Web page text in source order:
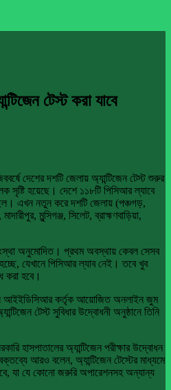
টেস্ট করা যাবে
দেশের দশটি জেলায় অ্যান্টিজেন টেস্ট শুরুর
সৃষ্টি হয়েছে। দেশে ১১৮টি পিসিআর ল্যাবে
এখন নতুন করে দশটি জেলায় (পঞ্চগড়,
মুন্সিগঞ্জ, সিলেট, ব্রাহ্মণবাড়িয়া,
সংস্থা অনুমোদিত। প্রথম অবস্থায় কেবল সেসব
যেখানে পিসিআর ল্যাব নেই। তবে খুব
করা হবে।
আইইডিসিআর কর্তৃক আয়োজিত অনলাইন জুম
টেস্ট সুবিধার উদ্বোধনী অনুষ্ঠানে তিনি
হাসপাতালের অ্যান্টিজেন পরীক্ষার উদ্বোধন
আরও বলেন, অ্যান্টিজেন টেস্টের মাধ্যমে
যা যে কোনো জরুরি অপারেশনসহ অন্যান্য